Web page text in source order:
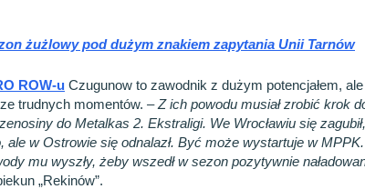
żużlowy pod dużym znakiem zapytania Unii Tarnów
ROW-u Czugunow to zawodnik z dużym potencjałem,
trudnych momentów. – Z ich powodu musiał zrobić krok
do Metalkas 2. Ekstraligi. We Wrocławiu się
ale w Ostrowie się odnalazł. Być może wystartuje w MPPK.
mu wyszły, żeby wszedł w sezon pozytywnie
„Rekinów”.